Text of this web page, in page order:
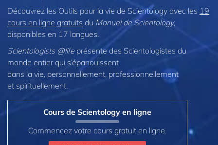
Découvrez les Outils pour la vie de Scientology avec les 19
cours en ligne gratuits du Manuel de Scientology,
disponibles en 17 langues.
Scientologists @life présente des Scientologistes du
monde entier qui s’épanouissent
dans la vie, personnellement, professionnellement
et spirituellement.
Cours de Scientology en ligne
Commencez votre cours gratuit en ligne.